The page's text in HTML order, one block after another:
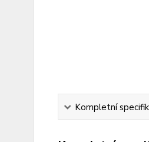
Kompletní